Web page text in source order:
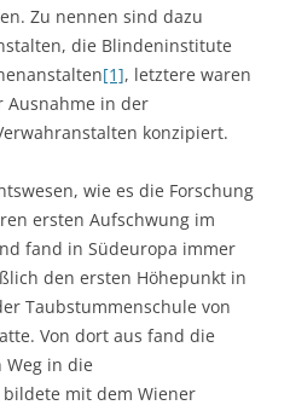
Zu nennen sind dazu
die Blindeninstitute
[1], letztere waren
Ausnahme in der
konzipiert.
wie es die Forschung
ersten Aufschwung im
fand in Südeuropa immer
den ersten Höhepunkt in
Taubstummenschule von
Von dort aus fand die
in die
mit dem Wiener